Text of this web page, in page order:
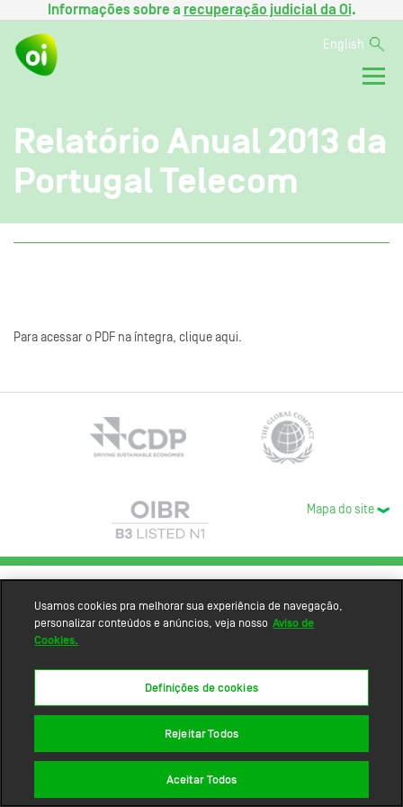
Informações sobre a recuperação judicial da Oi.
English
Relatório Anual 2013 da
Portugal Telecom
Para acessar o PDF na íntegra, clique aqui.
Mapa do site
Usamos cookies pra melhorar sua experiência de navegação,
personalizar conteúdos e anúncios, veja nosso Aviso de
Cookies.
Definições de cookies
Rejeitar Todos
Aceitar Todos